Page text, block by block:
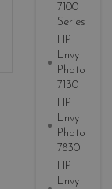
7100
Series
HP
Envy
Photo
7130
HP
Envy
Photo
7830
HP
Envy